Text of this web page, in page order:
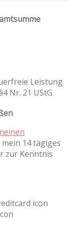
Leistung
Nr. 21 UStG
mein 14 tägiges
zur Kenntnis